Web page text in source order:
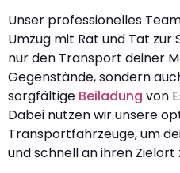
Unser professionelles
Umzug mit Rat und Tat zur
nur den Transport deiner
Gegenstände, sondern
sorgfältige Beiladung von
Dabei nutzen wir unsere
Transportfahrzeuge, um
und schnell an ihren Zielort